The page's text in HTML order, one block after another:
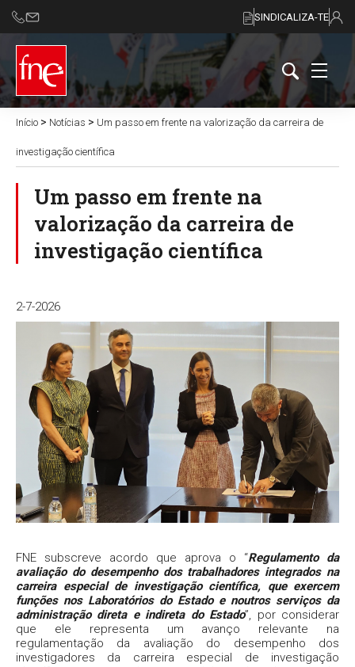
SINDICALIZA-TE
Início > Notícias > Um passo em frente na valorização da carreira de
investigação científica
Um passo em frente na
valorização da carreira de
investigação científica
2-7-2026
FNE subscreve acordo que aprova o “Regulamento da
avaliação do desempenho dos trabalhadores integrados na
carreira especial de investigação científica, que exercem
funções nos Laboratórios do Estado e noutros serviços da
administração direta e indireta do Estado”, por considerar
que ele representa um avanço relevante na
regulamentação da avaliação do desempenho dos
investigadores da carreira especial de investigação